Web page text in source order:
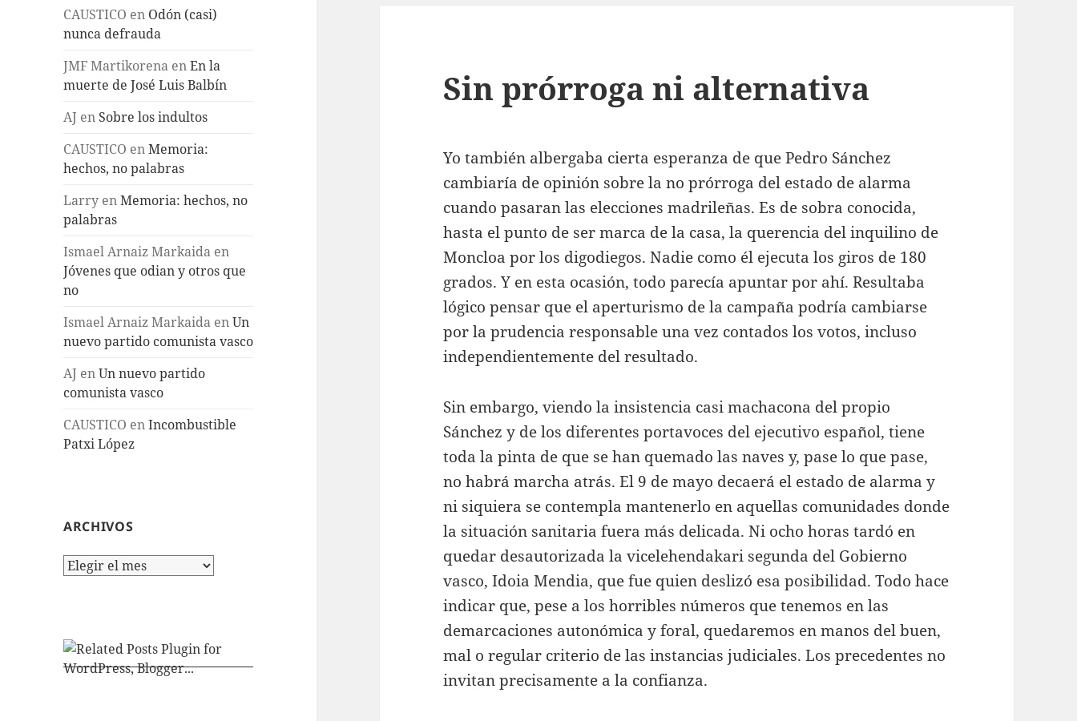
CAUSTICO en Odón (casi)
nunca defrauda
JMF Martikorena enEn la
muerte de José Luis Balbín
AJ en Sobre los indultos
CAUSTICO enMemoria:
hechos, no palabras
Larry enMemoria: hechos, no
palabras
Ismael Arnaiz Markaida en
Jóvenes que odian y otros que
no
Ismael Arnaiz Markaida enUn
nuevo partido comunista vasco
AJ enUn nuevo partido
comunista vasco
CAUSTICO enIncombustible
Patxi López
ARCHIVOS
Archivos
Sin prórroga ni alternativa
Yo también albergaba cierta esperanza de que Pedro Sánchez
cambiaría de opinión sobre la no prórroga del estado de alarma
cuando pasaran las elecciones madrileñas. Es de sobra conocida,
hasta el punto de ser marca de la casa, la querencia del inquilino de
Moncloa por los digodiegos. Nadie como él ejecuta los giros de 180
grados. Y en esta ocasión, todo parecía apuntar por ahí. Resultaba
lógico pensar que el aperturismo de la campaña podría cambiarse
por la prudencia responsable una vez contados los votos, incluso
independientemente del resultado.
Sin embargo, viendo la insistencia casi machacona del propio
Sánchez y de los diferentes portavoces del ejecutivo español, tiene
toda la pinta de que se han quemado las naves y, pase lo que pase,
no habrá marcha atrás. El 9 de mayo decaerá el estado de alarma y
ni siquiera se contempla mantenerlo en aquellas comunidades donde
la situación sanitaria fuera más delicada. Ni ocho horas tardó en
quedar desautorizada la vicelehendakari segunda del Gobierno
vasco, Idoia Mendia, que fue quien deslizó esa posibilidad. Todo hace
indicar que, pese a los horribles números que tenemos en las
demarcaciones autonómica y foral, quedaremos en manos del buen,
mal o regular criterio de las instancias judiciales. Los precedentes no
invitan precisamente a la confianza.